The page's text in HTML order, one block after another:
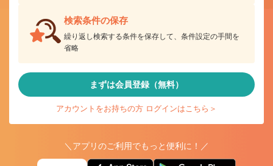
検索条件の保存
繰り返し検索する条件を保存して、条件設定の手間を
省略
まずは会員登録（無料）
アカウントをお持ちの方 ログインはこちら＞
＼アプリのご利用でもっと便利に！／